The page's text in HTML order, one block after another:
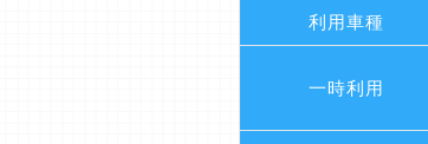
利用車種
一時利用